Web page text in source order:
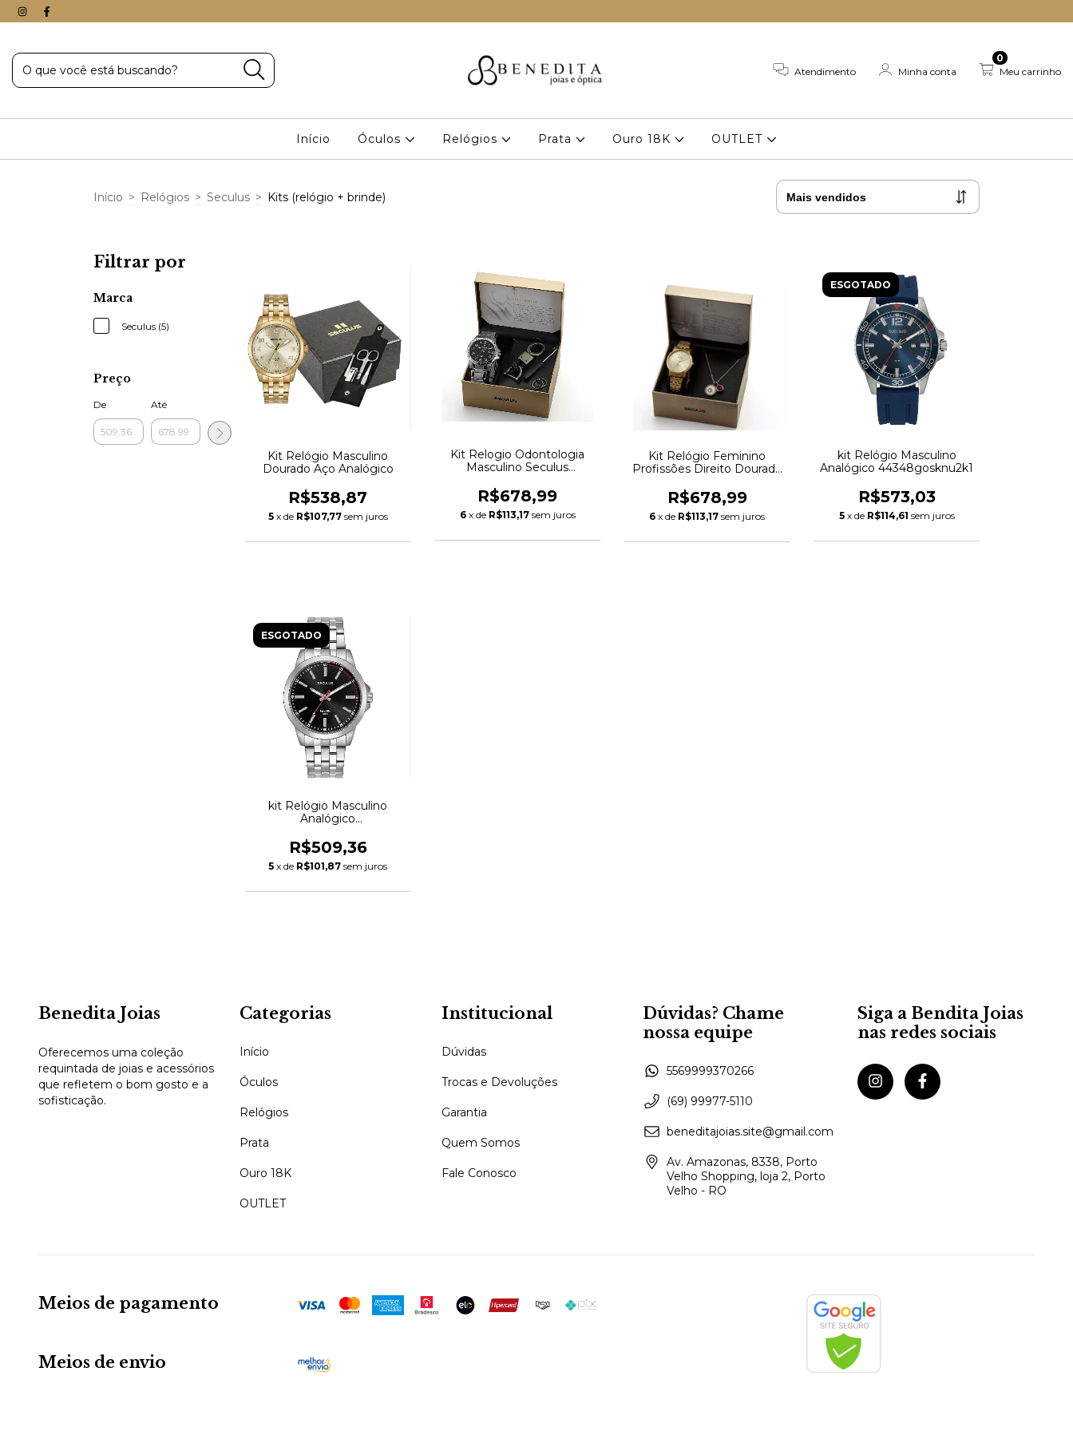
Atendimento Minha conta Meu carrinho
0
Início Óculos Relógios Prata Ouro 18K OUTLET
Início > Relógios > Seculus > Kits (relógio + brinde)
Filtrar por
Marca
Seculus (5)
Preço
De Até
Kit Relógio Masculino
Dourado Aço Analógico
R$538,87
5 x de R$107,77 sem juros
Kit Relogio Odontologia
Masculino Seculus
R$678,99
6 x de R$113,17 sem juros
Kit Relógio Feminino
Profissões Direito Dourado
R$678,99
6 x de R$113,17 sem juros
ESGOTADO
kit Relógio Masculino
Analógico 44348gosknu2k1
R$573,03
5 x de R$114,61 sem juros
ESGOTADO
kit Relógio Masculino
Analógico
R$509,36
5 x de R$101,87 sem juros
Benedita Joias
Oferecemos uma coleção
requintada de joias e acessórios
que refletem o bom gosto e a
sofisticação.
Categorias
Início
Óculos
Relógios
Prata
Ouro 18K
OUTLET
Institucional
Dúvidas
Trocas e Devoluções
Garantia
Quem Somos
Fale Conosco
Dúvidas? Chame
nossa equipe
5569999370266
(69) 99977-5110
beneditajoias.site@gmail.com
Av. Amazonas, 8338, Porto
Velho Shopping, loja 2, Porto
Velho - RO
Siga a Bendita Joias
nas redes sociais
Meios de pagamento
Meios de envio